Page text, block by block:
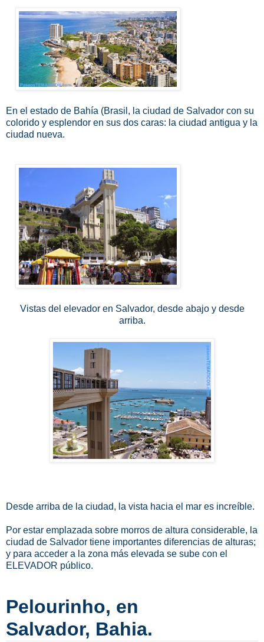
En el estado de Bahía (Brasil, la ciudad de Salvador con su
colorido y esplendor en sus dos caras: la ciudad antigua y la
ciudad nueva.
Vistas del elevador en Salvador, desde abajo y desde
arriba.
Desde arriba de la ciudad, la vista hacia el mar es increíble.
Por estar emplazada sobre morros de altura considerable, la
ciudad de Salvador tiene importantes diferencias de alturas;
y para acceder a la zona más elevada se sube con el
ELEVADOR público.
Pelourinho, en
Salvador, Bahia.